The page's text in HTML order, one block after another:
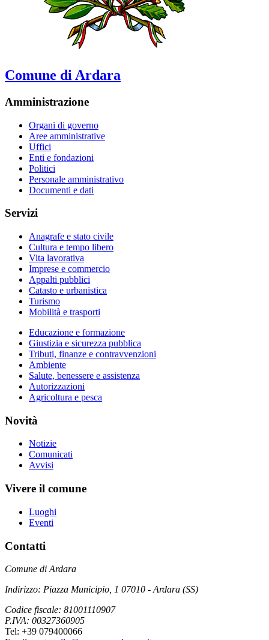
Comune di Ardara
Amministrazione
Organi di governo
Aree amministrative
Uffici
Enti e fondazioni
Politici
Personale amministrativo
Documenti e dati
Servizi
Anagrafe e stato civile
Cultura e tempo libero
Vita lavorativa
Imprese e commercio
Appalti pubblici
Catasto e urbanistica
Turismo
Mobilità e trasporti
Educazione e formazione
Giustizia e sicurezza pubblica
Tributi, finanze e contravvenzioni
Ambiente
Salute, benessere e assistenza
Autorizzazioni
Agricoltura e pesca
Novità
Notizie
Comunicati
Avvisi
Vivere il comune
Luoghi
Eventi
Contatti
Comune di Ardara
Indirizzo: Piazza Municipio, 1 07010 - Ardara (SS)
Codice fiscale: 81001110907
P.IVA: 00327360905
Tel: +39 079400066